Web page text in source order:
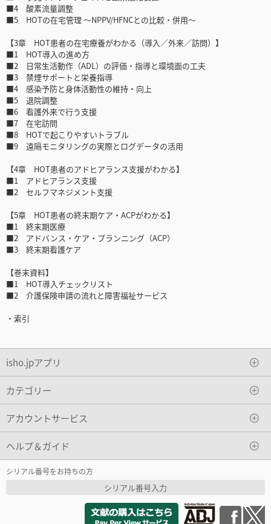
■4 酸素流量調整
■5 HOTの在宅管理 ～NPPV/HFNCとの比較・併用～
【3章 HOT患者の在宅療養がわかる（導入／外来／訪問）】
■1 HOT導入の進め方
■2 日常生活動作（ADL）の評価・指導と環境面の工夫
■3 禁煙サポートと栄養指導
■4 感染予防と身体活動性の維持・向上
■5 退院調整
■6 看護外来で行う支援
■7 在宅訪問
■8 HOTで起こりやすいトラブル
■9 遠隔モニタリングの実際とログデータの活用
【4章 HOT患者のアドヒアランス支援がわかる】
■1 アドヒアランス支援
■2 セルフマネジメント支援
【5章 HOT患者の終末期ケア・ACPがわかる】
■1 終末期医療
■2 アドバンス・ケア・プランニング（ACP）
■3 終末期看護ケア
【巻末資料】
■1 HOT導入チェックリスト
■2 介護保険申請の流れと障害福祉サービス
・索引
isho.jpアプリ
カテゴリー
アカウントサービス
ヘルプ＆ガイド
シリアル番号をお持ちの方
シリアル番号入力